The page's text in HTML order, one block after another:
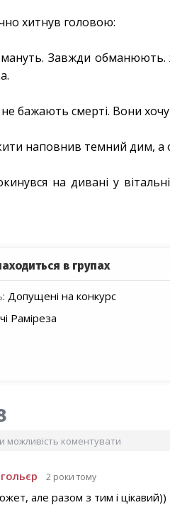
хитнув головою:
Завжди обманюють.
бажають смерті. Вони
наповнив темний дим, а
на дивані у
в групах
:Допущені на конкурс
Раміреза
можливість коментувати
2 роки тому
але разом з тим і